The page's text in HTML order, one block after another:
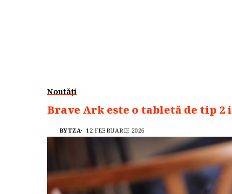
Noutăți
Brave Ark este o tabletă de tip 2
BYTZA 12 FEBRUARIE 2026